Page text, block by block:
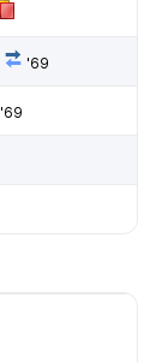
'69
'69